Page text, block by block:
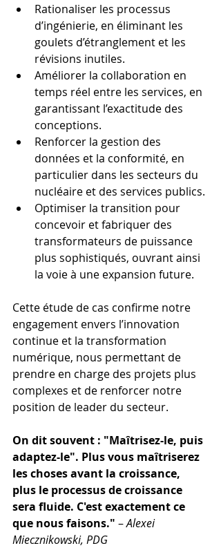
Rationaliser les processus
d’ingénierie, en éliminant les
goulets d’étranglement et les
révisions inutiles.
Améliorer la collaboration en
temps réel entre les services, en
garantissant l’exactitude des
conceptions.
Renforcer la gestion des
données et la conformité, en
particulier dans les secteurs du
nucléaire et des services publics.
Optimiser la transition pour
concevoir et fabriquer des
transformateurs de puissance
plus sophistiqués, ouvrant ainsi
la voie à une expansion future.
Cette étude de cas confirme notre
engagement envers l’innovation
continue et la transformation
numérique, nous permettant de
prendre en charge des projets plus
complexes et de renforcer notre
position de leader du secteur.
On dit souvent : "Maîtrisez-le, puis
adaptez-le". Plus vous maîtriserez
les choses avant la croissance,
plus le processus de croissance
sera fluide. C'est exactement ce
que nous faisons." –Alexei
Miecznikowski, PDG